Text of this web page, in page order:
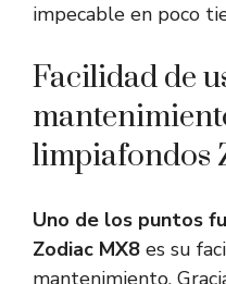
impecable en poco
Facilidad de
limpiafondos
Uno de los puntos
Zodiac MX8 es su